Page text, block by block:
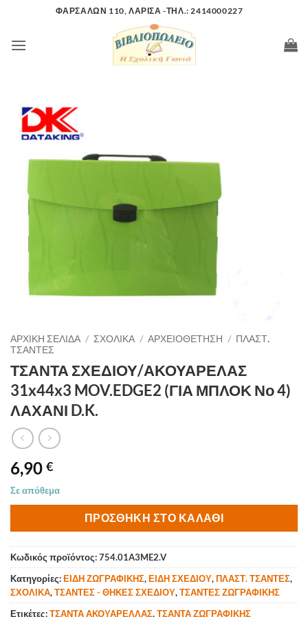
περιεχόμενο
ΦΑΡΣΑΛΩΝ 110, ΛΑΡΙΣΑ -ΤΗΛ.: 2414000227
ΑΡΧΙΚΉ ΣΕΛΊΔΑ / ΣΧΟΛΙΚΑ / ΑΡΧΕΙΟΘΕΤΗΣΗ / ΠΛΑΣΤ.
ΤΣΑΝΤΕΣ
ΤΣΑΝΤΑ ΣΧΕΔΙΟΥ/ΑΚΟΥΑΡΕΛΑΣ
31x44x3 MOV.EDGE2 (ΓΙΑ ΜΠΛΟΚ Νο 4)
ΛΑΧΑΝΙ D.K.
6,90 €
Σε απόθεμα
ΠΡΟΣΘΉΚΗ ΣΤΟ ΚΑΛΆΘΙ
Κωδικός προϊόντος:754.01A3ME2.V
Κατηγορίες:ΕΙΔΗ ΖΩΓΡΑΦΙΚΗΣ,ΕΙΔΗ ΣΧΕΔΙΟΥ,ΠΛΑΣΤ. ΤΣΑΝΤΕΣ,
ΣΧΟΛΙΚΑ,ΤΣΑΝΤΕΣ - ΘΗΚΕΣ ΣΧΕΔΙΟΥ,ΤΣΑΝΤΕΣ ΖΩΓΡΑΦΙΚΗΣ
Ετικέτες:ΤΣΑΝΤΑ ΑΚΟΥΑΡΕΛΛΑΣ,ΤΣΑΝΤΑ ΖΩΓΡΑΦΙΚΗΣ